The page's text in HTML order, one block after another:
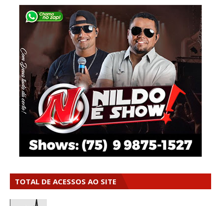
TOTAL DE ACESSOS AO SITE